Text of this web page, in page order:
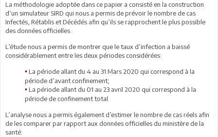
La méthodologie adoptée dans ce papier a consisté en la construction
d’un simulateur SIRD qui nous a permis de prévoir le nombre de cas
Infectés, Rétablis et Décédés afin qu’ils se rapprochent le plus possible
des données officielles.
L’étude nous a permis de montrer que le taux d’infection a baissé
considérablement entre les deux périodes considérées:
• La période allant du 4 au 31 Mars 2020 qui correspond à la
période d’avant confinement;
• La période allant du 01 au 23 avril 2020 qui correspond à la
période de confinement total
L’analyse nous a permis également d’estimer le nombre de cas réels afin
de les comparer par rapport aux données officielles du ministère de la
santé: